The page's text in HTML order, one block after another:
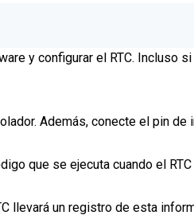
y configurar el RTC. Incluso
Además, conecte el pin de
que se ejecuta cuando el
llevará un registro de esta